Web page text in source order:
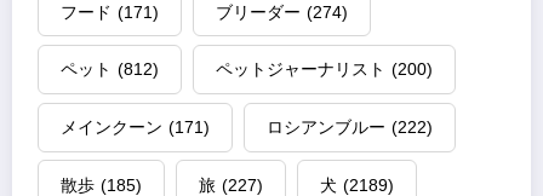
フード (171) ブリーダー (274)
ペット (812) ペットジャーナリスト (200)
メインクーン (171) ロシアンブルー (222)
散歩 (185) 旅 (227) 犬 (2189)